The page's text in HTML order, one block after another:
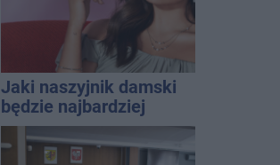
Jaki naszyjnik damski
będzie najbardziej
uniwersalny? Modele,
które pasują do wielu